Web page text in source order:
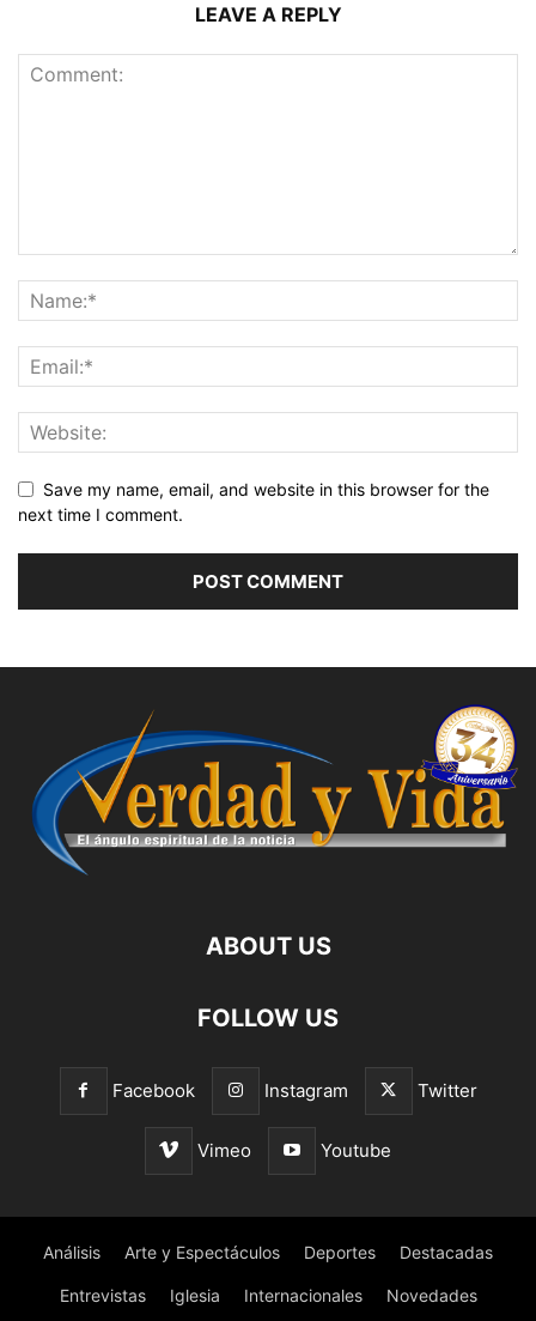
LEAVE A REPLY
Save my name, email, and website in this browser for the
next time I comment.
ABOUT US
FOLLOW US
Facebook Instagram Twitter
Vimeo Youtube
Análisis Arte y Espectáculos Deportes Destacadas
Entrevistas Iglesia Internacionales Novedades